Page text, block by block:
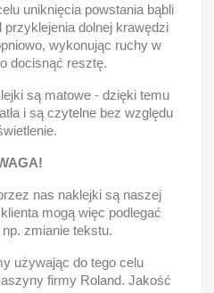
uniknięcia powstania bąbli
dolnej krawędzi
wykonując ruchy w
docisnąć resztę.
są matowe - dzięki temu
i są czytelne bez względu
nas naklejki są naszej
mogą więc podlegać
zmianie tekstu.
używając do tego celu
firmy Roland. Jakość